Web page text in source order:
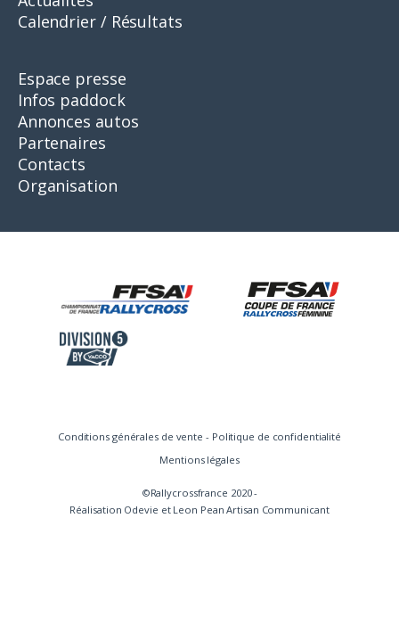
Calendrier / Résultats
Espace presse
Infos paddock
Annonces autos
Partenaires
Contacts
Organisation
Conditions générales de vente - Politique de confidentialité
Mentions légales
©Rallycrossfrance 2020 -
Réalisation Odevie et Leon Pean Artisan Communicant